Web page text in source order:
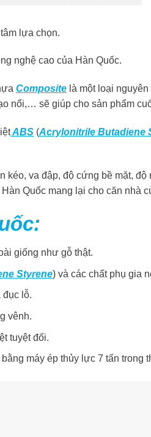
lựa chọn.
nghệ cao của Hàn Quốc.
Composite là một loại
nổi,… sẽ giúp cho sản phẩm
ABS (Acrylonitrile Butadiene
va đập, độ cứng bề mặt,
Quốc mang lại cho căn nhà
giống như gỗ thật.
Styrene) và các chất phụ gia
đục lỗ.
vênh.
tuyệt đối.
máy ép thủy lực 7 tấn trong